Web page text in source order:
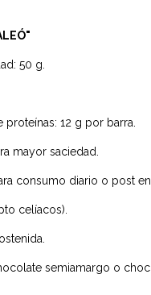
50 g.
12 g por barra.
mayor saciedad.
consumo diario o post
celíacos).
semiamargo o